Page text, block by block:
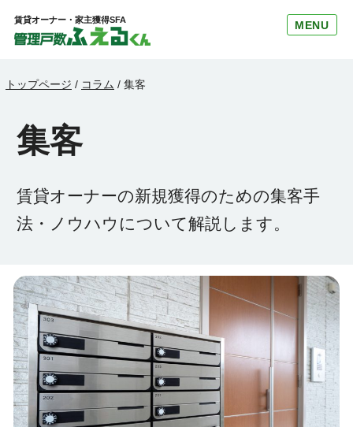
賃貸オーナー・家主獲得SFA MENU
トップページ / コラム / 集客
集客
賃貸オーナーの新規獲得のための集客手
法・ノウハウについて解説します。